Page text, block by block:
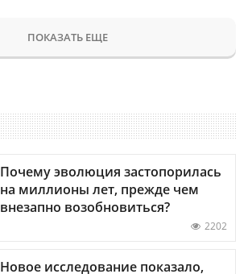
ПОКАЗАТЬ ЕЩЕ
Почему эволюция застопорилась
на миллионы лет, прежде чем
внезапно возобновиться?
2202
Новое исследование показало,